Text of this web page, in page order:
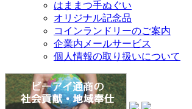
はままつ手ぬぐい
オリジナル記念品
コインランドリーのご案内
企業内メールサービス
個人情報の取り扱いについて